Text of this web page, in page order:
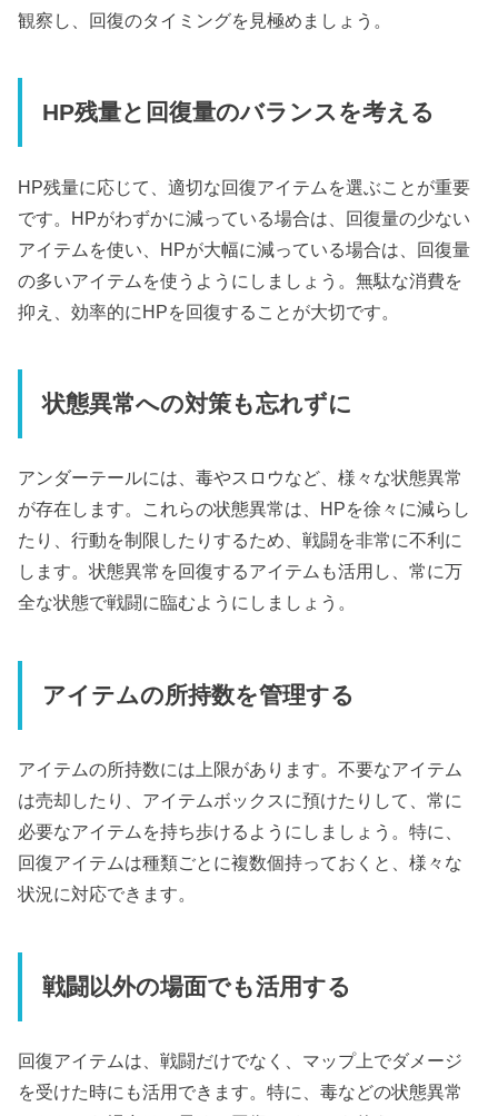
観察し、回復のタイミングを見極めましょう。
HP残量と回復量のバランスを考える
HP残量に応じて、適切な回復アイテムを選ぶことが重要
です。HPがわずかに減っている場合は、回復量の少ない
アイテムを使い、HPが大幅に減っている場合は、回復量
の多いアイテムを使うようにしましょう。無駄な消費を
抑え、効率的にHPを回復することが大切です。
状態異常への対策も忘れずに
アンダーテールには、毒やスロウなど、様々な状態異常
が存在します。これらの状態異常は、HPを徐々に減らし
たり、行動を制限したりするため、戦闘を非常に不利に
します。状態異常を回復するアイテムも活用し、常に万
全な状態で戦闘に臨むようにしましょう。
アイテムの所持数を管理する
アイテムの所持数には上限があります。不要なアイテム
は売却したり、アイテムボックスに預けたりして、常に
必要なアイテムを持ち歩けるようにしましょう。特に、
回復アイテムは種類ごとに複数個持っておくと、様々な
状況に対応できます。
戦闘以外の場面でも活用する
回復アイテムは、戦闘だけでなく、マップ上でダメージ
を受けた時にも活用できます。特に、毒などの状態異常